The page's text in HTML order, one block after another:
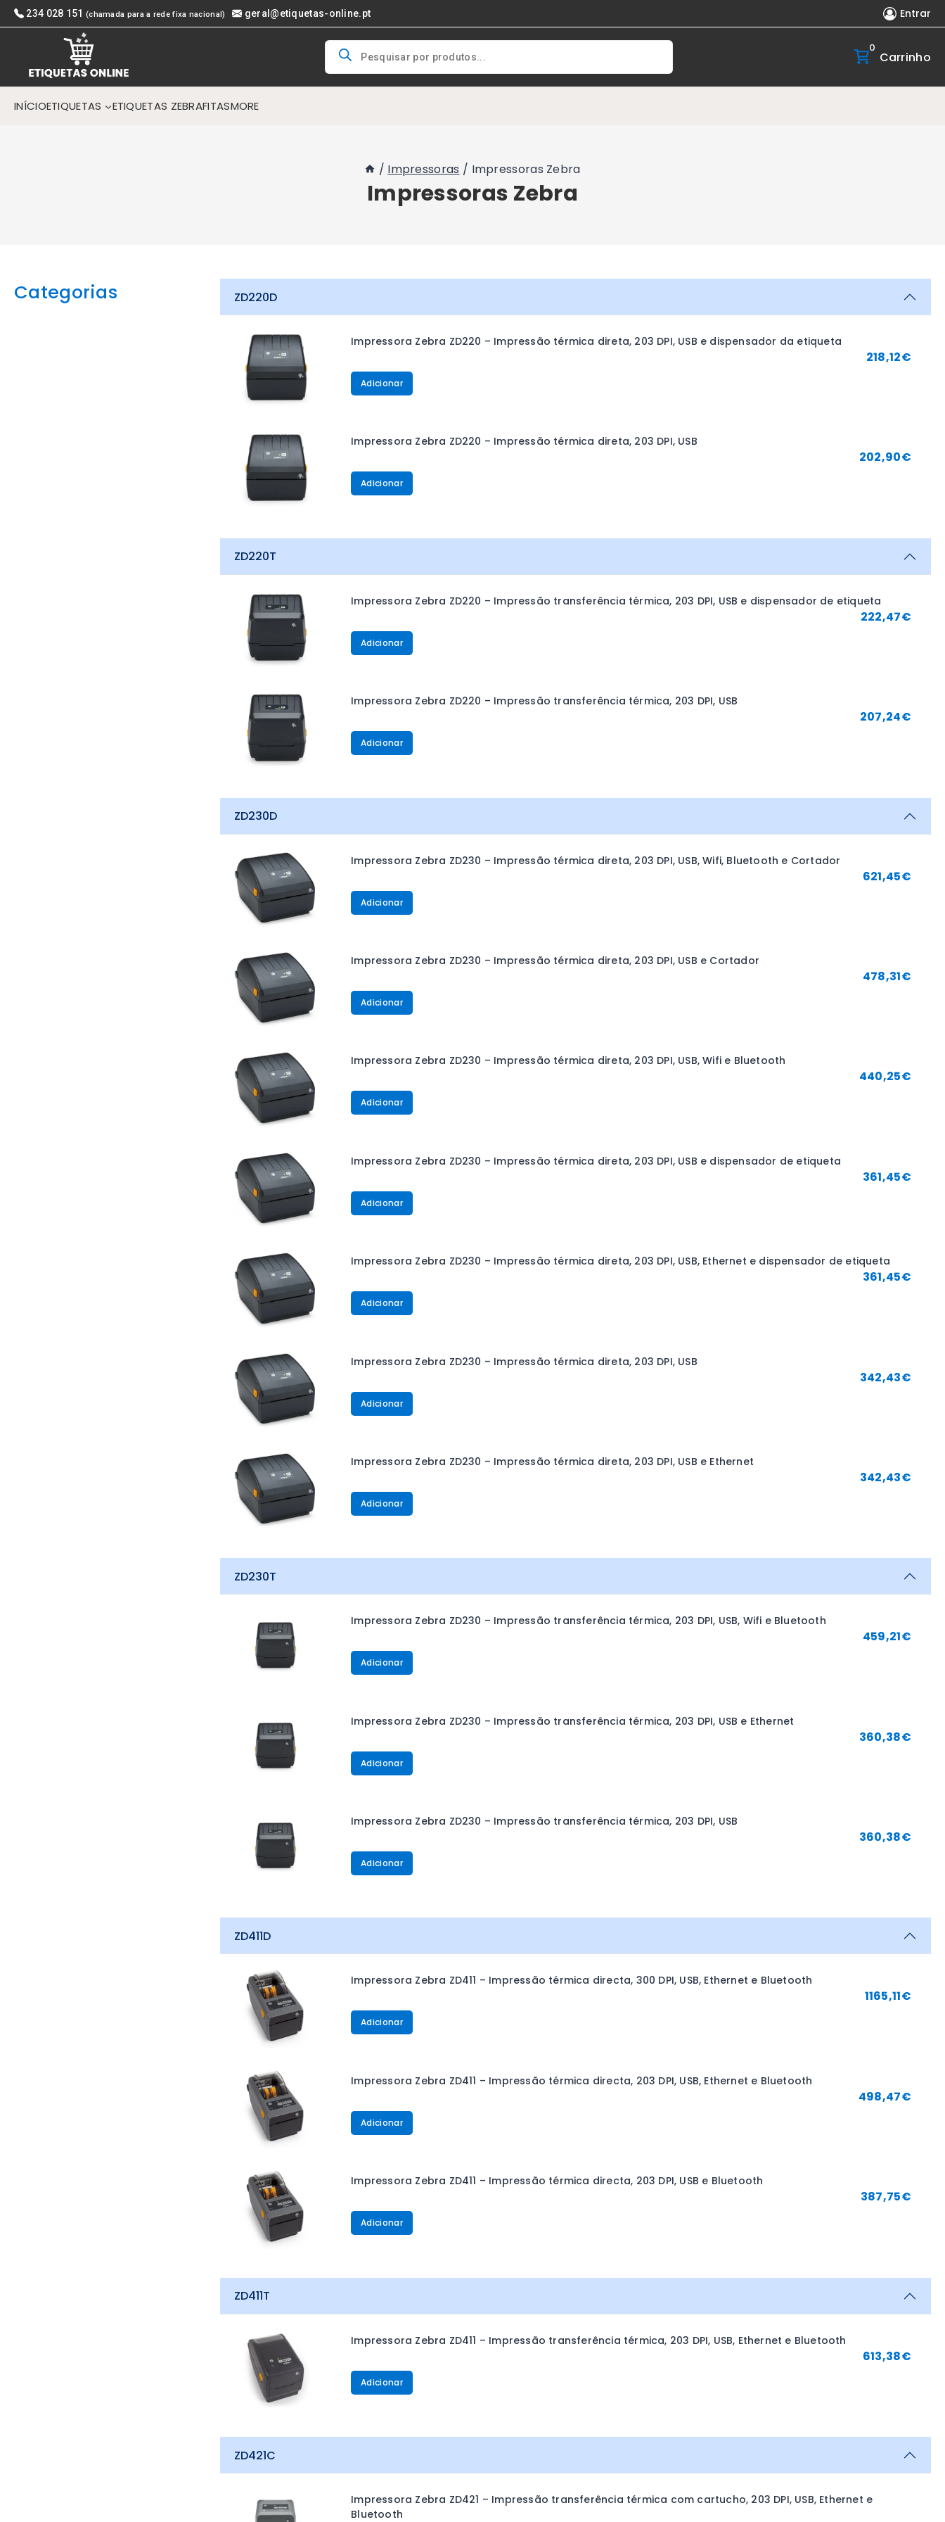
Skip
to
234 028 151 (chamada para a rede fixa nacional) geral@etiquetas-online.pt Entrar
Products
search
0
Carrinho
INÍCIOETIQUETAS ETIQUETAS ZEBRAFITASMORE
/ Impressoras / Impressoras Zebra
Impressoras Zebra
ZD220D
Impressora Zebra ZD220 – Impressão térmica direta, 203 DPI, USB e dispensador da etiqueta
218,12€
Adicionar
Impressora Zebra ZD220 – Impressão térmica direta, 203 DPI, USB
202,90€
Adicionar
ZD220T
Impressora Zebra ZD220 – Impressão transferência térmica, 203 DPI, USB e dispensador de etiqueta
222,47€
Adicionar
Impressora Zebra ZD220 – Impressão transferência térmica, 203 DPI, USB
207,24€
Adicionar
ZD230D
Impressora Zebra ZD230 – Impressão térmica direta, 203 DPI, USB, Wifi, Bluetooth e Cortador
621,45€
Adicionar
Impressora Zebra ZD230 – Impressão térmica direta, 203 DPI, USB e Cortador
478,31€
Adicionar
Impressora Zebra ZD230 – Impressão térmica direta, 203 DPI, USB, Wifi e Bluetooth
440,25€
Adicionar
Impressora Zebra ZD230 – Impressão térmica direta, 203 DPI, USB e dispensador de etiqueta
361,45€
Adicionar
Impressora Zebra ZD230 – Impressão térmica direta, 203 DPI, USB, Ethernet e dispensador de etiqueta
361,45€
Adicionar
Impressora Zebra ZD230 – Impressão térmica direta, 203 DPI, USB
342,43€
Adicionar
Impressora Zebra ZD230 – Impressão térmica direta, 203 DPI, USB e Ethernet
342,43€
Adicionar
ZD230T
Impressora Zebra ZD230 – Impressão transferência térmica, 203 DPI, USB, Wifi e Bluetooth
459,21€
Adicionar
Impressora Zebra ZD230 – Impressão transferência térmica, 203 DPI, USB e Ethernet
360,38€
Adicionar
Impressora Zebra ZD230 – Impressão transferência térmica, 203 DPI, USB
360,38€
Adicionar
ZD411D
Impressora Zebra ZD411 – Impressão térmica directa, 300 DPI, USB, Ethernet e Bluetooth
1165,11€
Adicionar
Impressora Zebra ZD411 – Impressão térmica directa, 203 DPI, USB, Ethernet e Bluetooth
498,47€
Adicionar
Impressora Zebra ZD411 – Impressão térmica directa, 203 DPI, USB e Bluetooth
387,75€
Adicionar
ZD411T
Impressora Zebra ZD411 – Impressão transferência térmica, 203 DPI, USB, Ethernet e Bluetooth
613,38€
Adicionar
ZD421C
Impressora Zebra ZD421 – Impressão transferência térmica com cartucho, 203 DPI, USB, Ethernet e
Bluetooth
Categorias